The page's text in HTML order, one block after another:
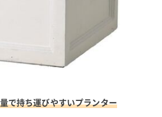
で持ち運びやすいプランター